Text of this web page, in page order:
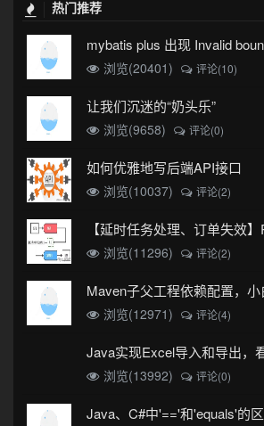
热门推荐
浏览(20401)
评论(10)
让我们沉迷的“奶头乐”
浏览(9658) 评论(0)
如何优雅地写后端API接口
浏览(10037) 评论(2)
浏览(11296)
评论(2)
Maven子父工程依赖配置，
浏览(12971) 评论(4)
浏览(13992)
评论(0)
Java、C#中'=='和'equals'的